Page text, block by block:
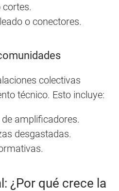
cortes.
o conectores.
colectivas
técnico. Esto incluye:
amplificadores.
desgastadas.
¿Por qué crece la